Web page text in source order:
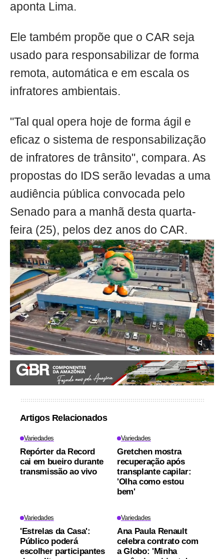
aponta Lima.
Ele também propõe que o CAR seja
usado para responsabilizar de forma
remota, automática e em escala os
infratores ambientais.
"Tal qual opera hoje de forma ágil e
eficaz o sistema de responsabilização
de infratores de trânsito", compara. As
propostas do IDS serão levadas a uma
audiência pública convocada pelo
Senado para a manhã desta quarta-
feira (25), pelos dez anos do CAR.
Artigos Relacionados
Variedades
Repórter da Record
cai em bueiro durante
transmissão ao vivo
Variedades
Gretchen mostra
recuperação após
transplante capilar:
'Olha como estou
bem'
Variedades
'Estrelas da Casa':
Público poderá
escolher participantes
Variedades
Ana Paula Renault
celebra contrato com
a Globo: 'Minha